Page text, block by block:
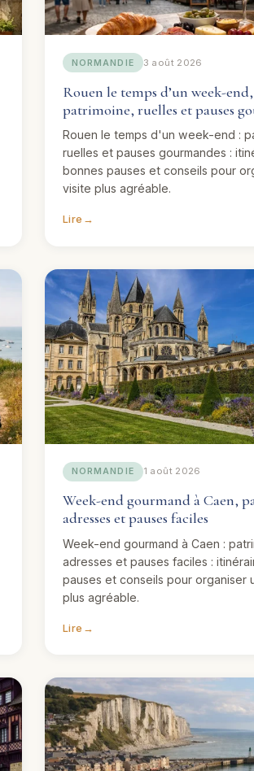
NORMANDIE 3 août 2026
Rouen le temps d’un week-end,
patrimoine, ruelles et pauses
Rouen le temps d'un week-end :
ruelles et pauses gourmandes :
bonnes pauses et conseils pour
visite plus agréable.
Lire →
NORMANDIE 1 août 2026
Week-end gourmand à Caen,
adresses et pauses faciles
Week-end gourmand à Caen :
adresses et pauses faciles :
pauses et conseils pour organiser
plus agréable.
Lire →